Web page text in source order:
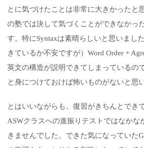
とに気づけたことは非常に大きかったと
の塾では決して気づくことができなかっ
す。特にSyntaxは素晴らしいと思いまし
きているか不安ですが）Word Order +
英文の構造が説明できてしまっているの
と身につけておけば怖いものがないと思
とはいいながらも、復習がきちんとでき
ASWクラスへの進振りテストではなかな
きませんでした。できた気になっていた